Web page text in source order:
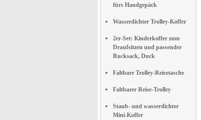
fürs Handgepäck
Wasserdichter Trolley-Koffer
2er-Set: Kinderkoffer zum
Draufsitzen und passender
Rucksack, Duck
Faltbare Trolley-Reisetasche
Faltbarer Reise-Trolley
Staub- und wasserdichter
Mini-Koffer